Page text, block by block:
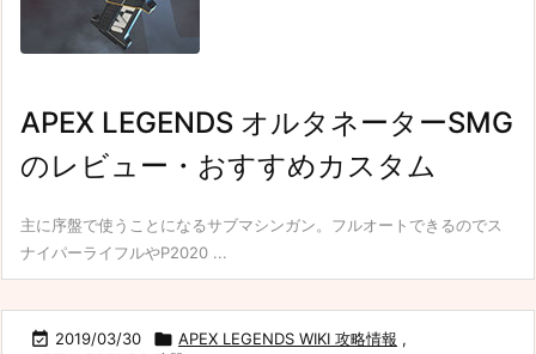
APEX LEGENDS オルタネーターSMG
のレビュー・おすすめカスタム
主に序盤で使うことになるサブマシンガン。フルオートできるのでス
ナイパーライフルやP2020 ...
 2019/03/30  APEX LEGENDS WIKI 攻略情報 ,